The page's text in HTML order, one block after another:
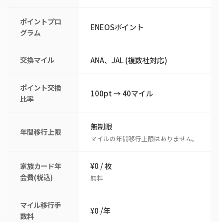
ポイントプロ
グラム
ENEOSポイント
交換マイル ANA、JAL (複数社対応)
ポイント交換
比率
100pt → 40マイル
年間移行上限
無制限
マイルの年間移行上限はありません。
家族カード年
会費(税込)
¥0 / 枚
無料
マイル移行手
数料
¥0 /年